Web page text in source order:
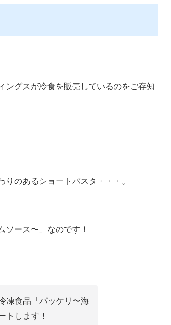
ングスが冷食を販売しているのをご存知
のあるショートパスタ・・・。
ソース〜」なのです！
凍食品「パッケリ〜海
トします！